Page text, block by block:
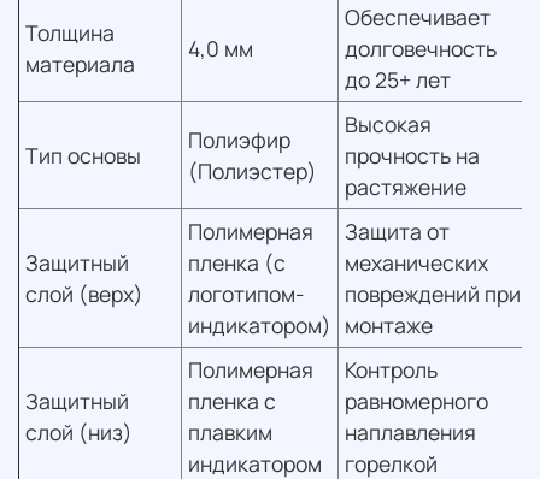
Толщина
материала
4,0 мм
Обеспечивает
долговечность
до 25+ лет
Тип основы
Полиэфир
(Полиэстер)
Высокая
прочность на
растяжение
Защитный
слой (верх)
Полимерная
пленка (с
логотипом-
индикатором)
Защита от
механических
повреждений при
монтаже
Защитный
слой (низ)
Полимерная
пленка с
плавким
индикатором
Контроль
равномерного
наплавления
горелкой